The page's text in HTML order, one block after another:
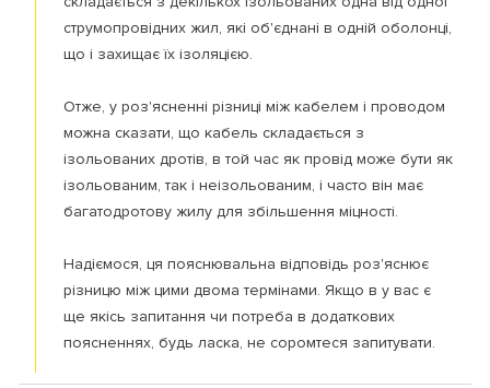
струмопровідних жил, які об'єднані в одній оболонці,
що і захищає їх ізоляцією.
Отже, у роз'ясненні різниці між кабелем і проводом
можна сказати, що кабель складається з
ізольованих дротів, в той час як провід може бути як
ізольованим, так і неізольованим, і часто він має
багатодротову жилу для збільшення міцності.
Надіємося, ця пояснювальна відповідь роз'яснює
різницю між цими двома термінами. Якщо в у вас є
ще якісь запитання чи потреба в додаткових
поясненнях, будь ласка, не соромтеся запитувати.